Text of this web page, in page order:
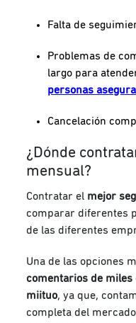
Falta de
Problemas de
largo para
personas
Cancelación
¿Dónde contrata
mensual?
Contratar el mejor
comparar diferentes
de las diferentes
Una de las opciones
comentarios de miles
miituo, ya que,
completa del